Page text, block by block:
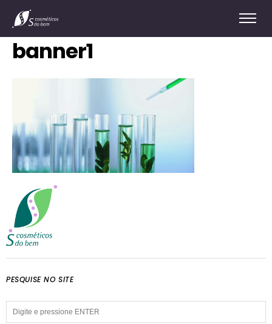
banner1
PESQUISE NO SITE